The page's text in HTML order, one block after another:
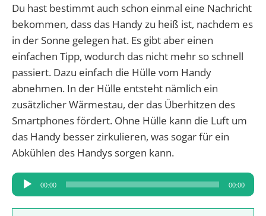
Du hast bestimmt auch schon einmal eine Nachricht
bekommen, dass das Handy zu heiß ist, nachdem es
in der Sonne gelegen hat. Es gibt aber einen
einfachen Tipp, wodurch das nicht mehr so schnell
passiert. Dazu einfach die Hülle vom Handy
abnehmen. In der Hülle entsteht nämlich ein
zusätzlicher Wärmestau, der das Überhitzen des
Smartphones fördert. Ohne Hülle kann die Luft um
das Handy besser zirkulieren, was sogar für ein
Abkühlen des Handys sorgen kann.
Audio-
Player
00:00 00:00